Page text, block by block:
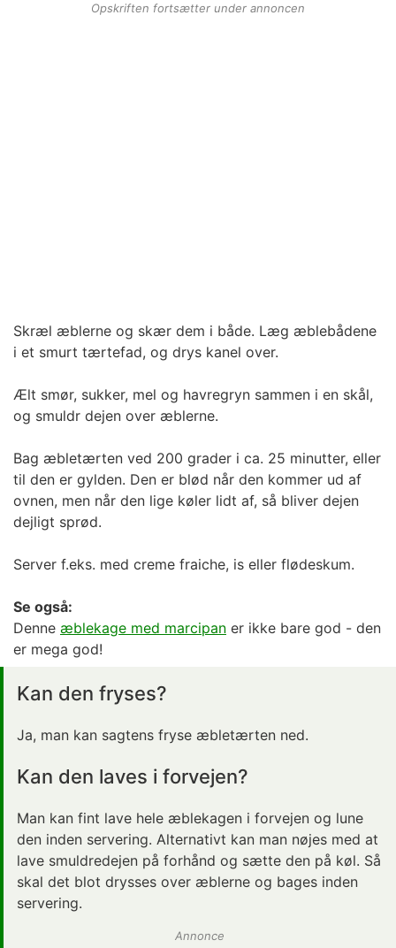
Opskriften fortsætter under annoncen
Skræl æblerne og skær dem i både. Læg æblebådene
i et smurt tærtefad, og drys kanel over.
Ælt smør, sukker, mel og havregryn sammen i en skål,
og smuldr dejen over æblerne.
Bag æbletærten ved 200 grader i ca. 25 minutter, eller
til den er gylden. Den er blød når den kommer ud af
ovnen, men når den lige køler lidt af, så bliver dejen
dejligt sprød.
Server f.eks. med creme fraiche, is eller flødeskum.
Se også:
Denne æblekage med marcipan er ikke bare god - den
er mega god!
Kan den fryses?
Ja, man kan sagtens fryse æbletærten ned.
Kan den laves i forvejen?
Man kan fint lave hele æblekagen i forvejen og lune
den inden servering. Alternativt kan man nøjes med at
lave smuldredejen på forhånd og sætte den på køl. Så
skal det blot drysses over æblerne og bages inden
servering.
Annonce